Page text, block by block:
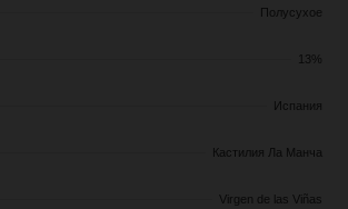
Полусухое
13%
Испания
Кастилия Ла Манча
Virgen de las Viñas